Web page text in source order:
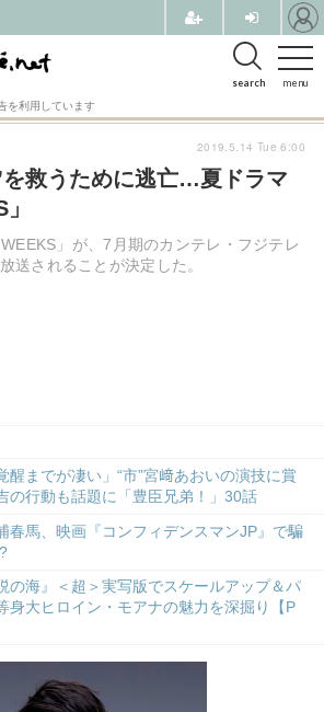
menu
search
を利用しています
を救うために逃亡…夏ドラマ
」が、7月期のカンテレ・フジテレ
送されることが決定した。
醒までが凄い」“市”宮﨑あおいの演技に賞
の行動も話題に「豊臣兄弟！」30話
春馬、映画『コンフィデンスマンJP』で騙
の海』＜超＞実写版でスケールアップ＆パ
身大ヒロイン・モアナの魅力を深掘り【P
2019.5.14 Tue 6:00